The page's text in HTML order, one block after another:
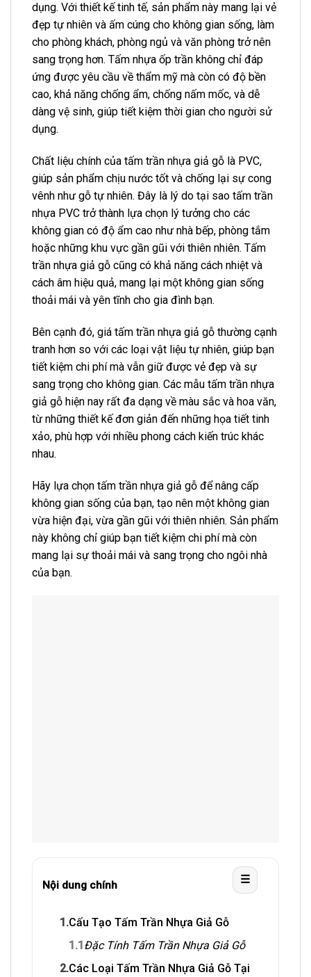
dụng. Với thiết kế tinh tế, sản phẩm này mang lại vẻ
đẹp tự nhiên và ấm cúng cho không gian sống, làm
cho phòng khách, phòng ngủ và văn phòng trở nên
sang trọng hơn. Tấm nhựa ốp trần không chỉ đáp
ứng được yêu cầu về thẩm mỹ mà còn có độ bền
cao, khả năng chống ẩm, chống nấm mốc, và dễ
dàng vệ sinh, giúp tiết kiệm thời gian cho người sử
dụng.
Chất liệu chính của tấm trần nhựa giả gỗ là PVC,
giúp sản phẩm chịu nước tốt và chống lại sự cong
vênh như gỗ tự nhiên. Đây là lý do tại sao tấm trần
nhựa PVC trở thành lựa chọn lý tưởng cho các
không gian có độ ẩm cao như nhà bếp, phòng tắm
hoặc những khu vực gần gũi với thiên nhiên. Tấm
trần nhựa giả gỗ cũng có khả năng cách nhiệt và
cách âm hiệu quả, mang lại một không gian sống
thoải mái và yên tĩnh cho gia đình bạn.
Bên cạnh đó, giá tấm trần nhựa giả gỗ thường cạnh
tranh hơn so với các loại vật liệu tự nhiên, giúp bạn
tiết kiệm chi phí mà vẫn giữ được vẻ đẹp và sự
sang trọng cho không gian. Các mẫu tấm trần nhựa
giả gỗ hiện nay rất đa dạng về màu sắc và hoa văn,
từ những thiết kế đơn giản đến những họa tiết tinh
xảo, phù hợp với nhiều phong cách kiến trúc khác
nhau.
Hãy lựa chọn tấm trần nhựa giả gỗ để nâng cấp
không gian sống của bạn, tạo nên một không gian
vừa hiện đại, vừa gần gũi với thiên nhiên. Sản phẩm
này không chỉ giúp bạn tiết kiệm chi phí mà còn
mang lại sự thoải mái và sang trọng cho ngôi nhà
của bạn.
Nội dung chính ☰
1.Cấu Tạo Tấm Trần Nhựa Giả Gỗ
1.1 Đặc Tính Tấm Trần Nhựa Giả Gỗ
2.Các Loại Tấm Trần Nhựa Giả Gỗ Tại